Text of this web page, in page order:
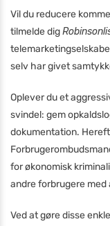
Vil du reducere
tilmelde dig
selv har givet
Oplever du et
svindel: gem
dokumentation.
for økonomisk
andre forbrugere med
Ved at gøre disse